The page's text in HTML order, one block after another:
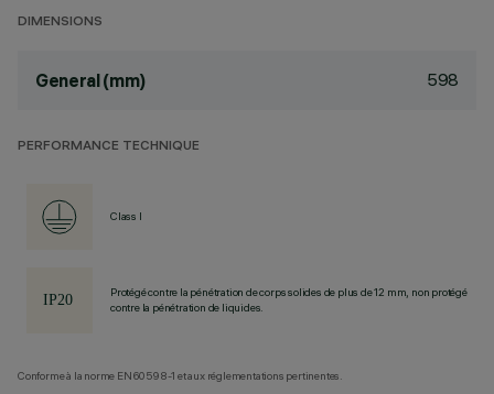
DIMENSIONS
General (mm) 598
PERFORMANCE TECHNIQUE
Class I
Protégé contre la pénétration de corps solides de plus de 12 mm, non protégé
contre la pénétration de liquides.
Conforme à la norme EN60598-1 et aux réglementations pertinentes.